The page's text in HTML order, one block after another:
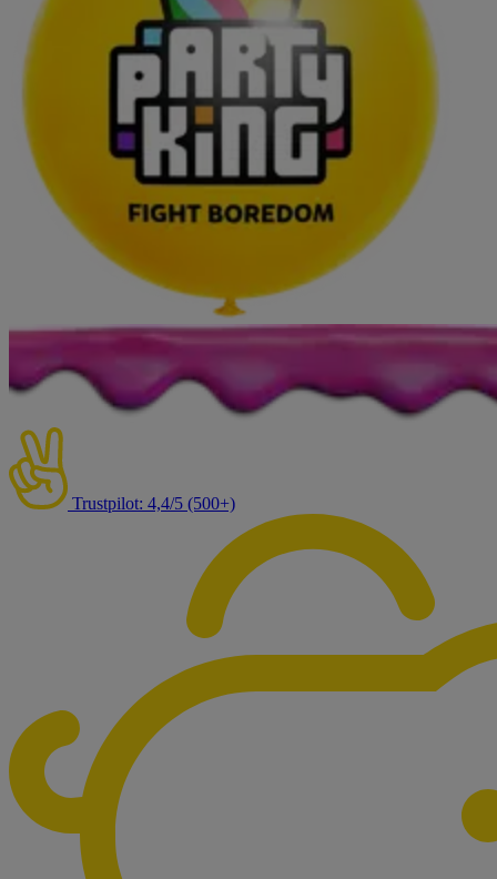
Trustpilot: 4,4/5 (500+)